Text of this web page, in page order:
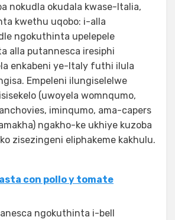
nokudla okudala kwase-Italia,
kwethu uqobo: i-alla
ngokuthinta upelepele
alla putannesca iresiphi
enkabeni ye-Italy futhi ilula
Empeleni ilungiselelwe
(uwoyela womnqumo,
iminqumo, ama-capers
ngakho-ke ukhiye kuzoba
zisezingeni eliphakeme kakhulu.
con pollo y tomate
ngokuthinta i-bell